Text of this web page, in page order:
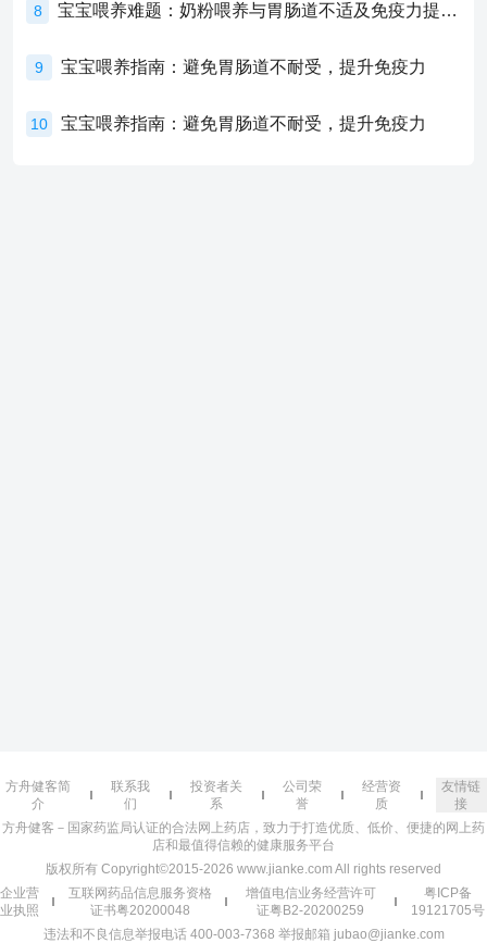
8 宝宝喂养难题：奶粉喂养与胃肠道不适及免疫力提升的奥秘
9 宝宝喂养指南：避免胃肠道不耐受，提升免疫力
10 宝宝喂养指南：避免胃肠道不耐受，提升免疫力
方舟健客简
介
联系我
们
投资者关
系
公司荣
誉
经营资
质
友情链
接
方舟健客－国家药监局认证的合法网上药店，致力于打造优质、低价、便捷的网上药
店和最值得信赖的健康服务平台
版权所有 Copyright©2015-2026 www.jianke.com All rights reserved
企业营
业执照
互联网药品信息服务资格
证书粤20200048
增值电信业务经营许可
证粤B2-20200259
粤ICP备
19121705号
违法和不良信息举报电话 400-003-7368 举报邮箱 jubao@jianke.com